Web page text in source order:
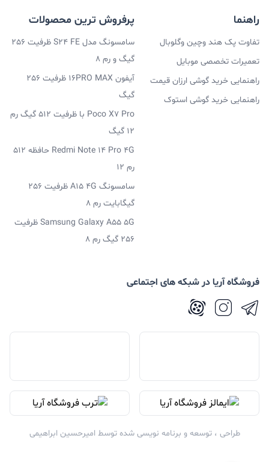
راهنما
تفاوت پک هند وچین وگلوبال
تعمیرات تخصصی موبایل
راهنمایی خرید گوشی ارزان قیمت
راهنمایی خرید گوشی استوک
پرفروش ترین محصولات
سامسونگ مدل S24 FE ظرفیت 256
گیگ و رم 8
آیفون 16PRO MAX ظرفیت 256
گیگ
Poco X7 Pro با ظرفیت 512 گیگ رم
12 گیگ
Redmi Note 14 Pro 4G حافظه 512
رم 12
سامسونگ A15 4G ظرفیت 256
گیگابایت رم 8
Samsung Galaxy A55 5G ظرفیت
256 گیگ رم 8
فروشگاه آریا در شبکه های اجتماعی